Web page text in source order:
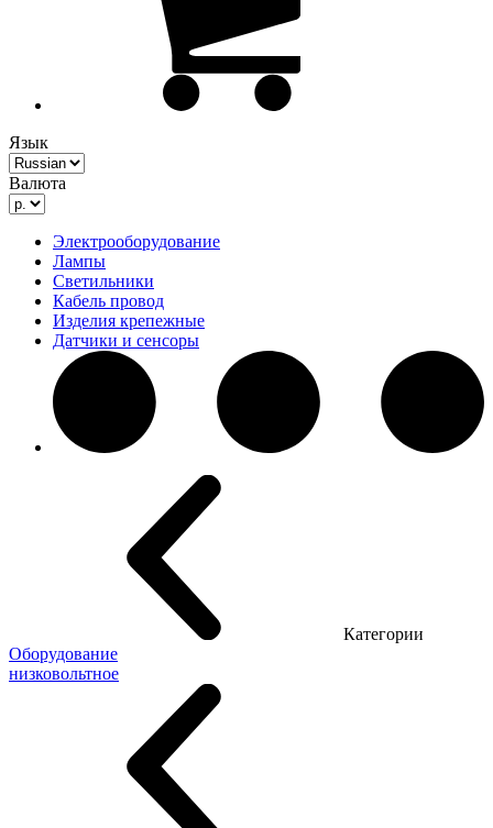
Язык
Валюта
Электрооборудование
Лампы
Светильники
Кабель провод
Изделия крепежные
Датчики и сенсоры
Категории
Оборудование
низковольтное